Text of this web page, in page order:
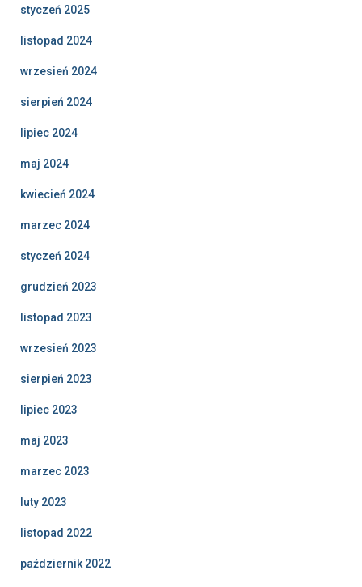
styczeń 2025
listopad 2024
wrzesień 2024
sierpień 2024
lipiec 2024
maj 2024
kwiecień 2024
marzec 2024
styczeń 2024
grudzień 2023
listopad 2023
wrzesień 2023
sierpień 2023
lipiec 2023
maj 2023
marzec 2023
luty 2023
listopad 2022
październik 2022